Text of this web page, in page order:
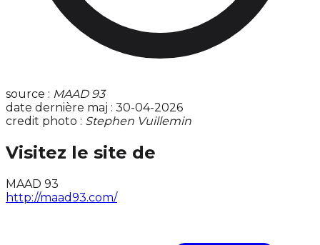
source : MAAD 93
date dernière maj : 30-04-2026
credit photo : Stephen Vuillemin
Visitez le site de
MAAD 93
http://maad93.com/